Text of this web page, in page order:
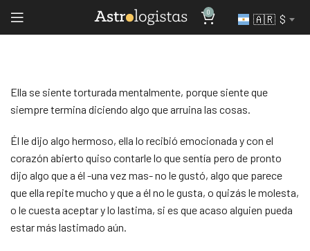
0
🇦🇷 $
Ella se siente torturada mentalmente, porque siente que
siempre termina diciendo algo que arruina las cosas.
Él le dijo algo hermoso, ella lo recibió emocionada y con el
corazón abierto quiso contarle lo que sentía pero de pronto
dijo algo que a él -una vez mas- no le gustó, algo que parece
que ella repite mucho y que a él no le gusta, o quizás le molesta,
o le cuesta aceptar y lo lastima, si es que acaso alguien pueda
estar más lastimado aún.